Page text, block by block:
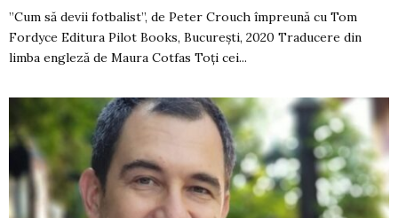
”Cum să devii fotbalist”, de Peter Crouch împreună cu Tom
Fordyce Editura Pilot Books, București, 2020 Traducere din
limba engleză de Maura Cotfas Toți cei...